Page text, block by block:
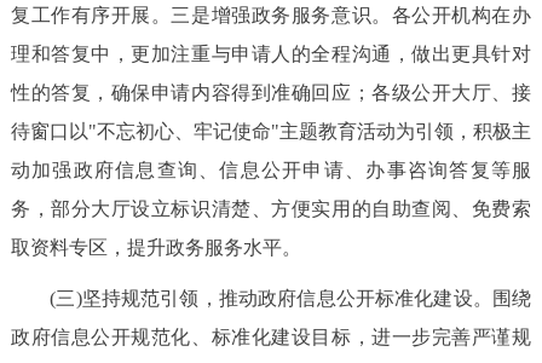
复工作有序开展。三是增强政务服务意识。各公开机构在办
理和答复中，更加注重与申请人的全程沟通，做出更具针对
性的答复，确保申请内容得到准确回应；各级公开大厅、接
待窗口以"不忘初心、牢记使命"主题教育活动为引领，积极主
动加强政府信息查询、信息公开申请、办事咨询答复等服
务，部分大厅设立标识清楚、方便实用的自助查阅、免费索
取资料专区，提升政务服务水平。
(三)坚持规范引领，推动政府信息公开标准化建设。围绕
政府信息公开规范化、标准化建设目标，进一步完善严谨规